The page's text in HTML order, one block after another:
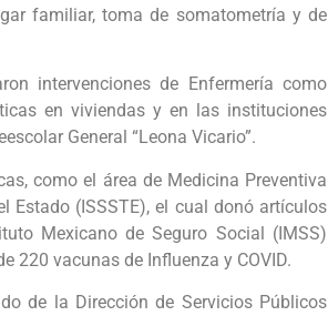
familiar, toma de somatometría y de
intervenciones de Enfermería como
en viviendas y en las instituciones
General “Leona Vicario”.
como el área de Medicina Preventiva
Estado (ISSSTE), el cual donó artículos
Mexicano de Seguro Social (IMSS)
220 vacunas de Influenza y COVID.
de la Dirección de Servicios Públicos